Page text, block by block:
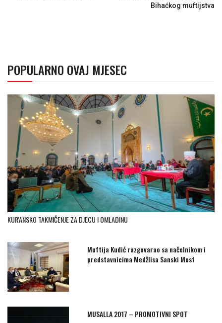
Bihaćkog muftijstva
POPULARNO OVAJ MJESEC
KUR'ANSKO TAKMIČENJE ZA DJECU I OMLADINU
Muftija Kudić razgovarao sa načelnikom i
predstavnicima Medžlisa Sanski Most
MUSALLA 2017 – PROMOTIVNI SPOT